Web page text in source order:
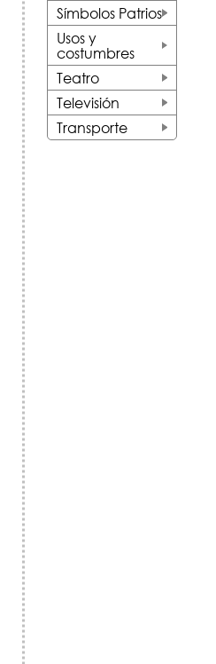
+
Símbolos Patrios
Usos y
costumbres
+
Teatro
+
Televisión
+
Transporte